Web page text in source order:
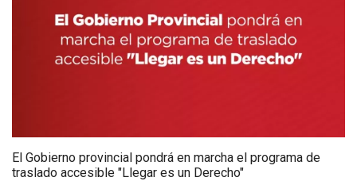
El Gobierno provincial pondrá en marcha el programa de
traslado accesible "Llegar es un Derecho"